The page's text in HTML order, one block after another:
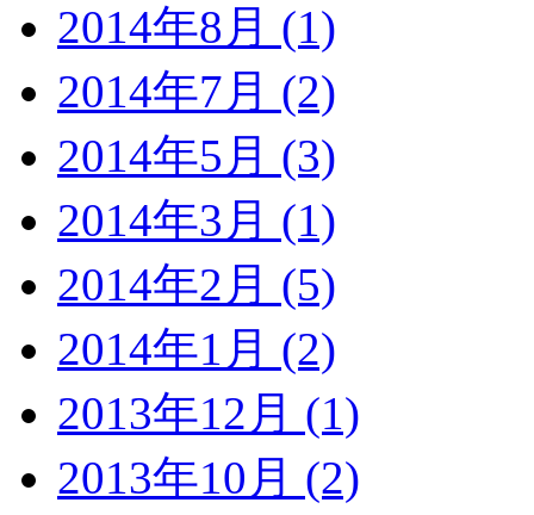
2014年8月 (1)
2014年7月 (2)
2014年5月 (3)
2014年3月 (1)
2014年2月 (5)
2014年1月 (2)
2013年12月 (1)
2013年10月 (2)